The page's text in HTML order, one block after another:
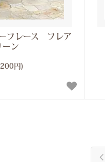
ーフレース フレア
ン
円)